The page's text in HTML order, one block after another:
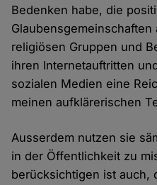
Bedenken habe, die
religiösen Gruppen und
ihren Internetauftritten
sozialen Medien eine
meinen aufklärerischen
Ausserdem nutzen sie
in der Öffentlichkeit zu
berücksichtigen ist auch,